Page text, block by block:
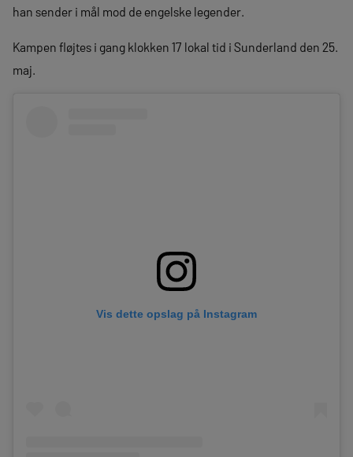
han sender i mål mod de engelske legender.
Kampen fløjtes i gang klokken 17 lokal tid i Sunderland den 25.
maj.
Vis dette opslag på Instagram